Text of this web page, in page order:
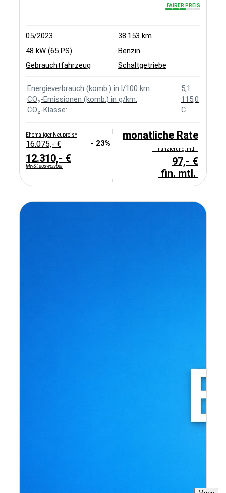
FAIRER PREIS
05/2023
38.153 km
48 kW (65 PS)
Benzin
Gebrauchtfahrzeug
Schaltgetriebe
Energieverbrauch (komb.) in l/100 km:
5,1
CO₂-Emissionen (komb.) in g/km:
115,0
CO₂-Klasse:
C
Ehemaliger Neupreis*
16.075,- € - 23%
12.310,- €
MwSt ausweisbar
monatliche Rate
Finanzierung: mtl.
97,- €
fin. mtl.